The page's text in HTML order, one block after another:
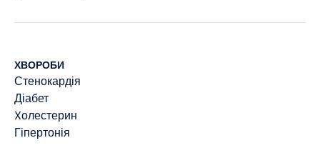
ХВОРОБИ
Стенокардія
Діабет
Xолестерин
Гіпертонія